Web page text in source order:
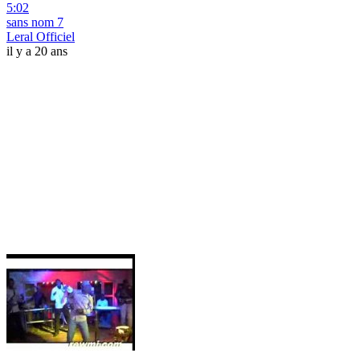
5:02
sans nom 7
Leral Officiel
il y a 20 ans